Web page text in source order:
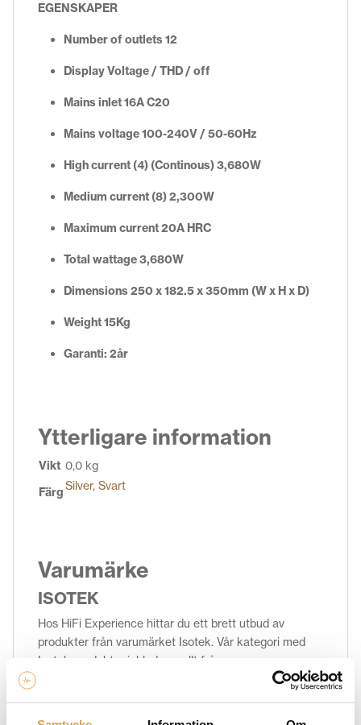
EGENSKAPER
Number of outlets 12
Display Voltage / THD / off
Mains inlet 16A C20
Mains voltage 100-240V / 50-60Hz
High current (4) (Continous) 3,680W
Medium current (8) 2,300W
Maximum current 20A HRC
Total wattage 3,680W
Dimensions 250 x 182.5 x 350mm (W x H x D)
Weight 15Kg
Garanti: 2år
Ytterligare information
Vikt 0,0 kg
FärgSilver, Svart
Varumärke
ISOTEK
Hos HiFi Experience hittar du ett brett utbud av
produkter från varumärket Isotek. Vår kategori med
Isotek produkter inkluderar allt från
strömförsörjningssystem och strömrenare, till kablar